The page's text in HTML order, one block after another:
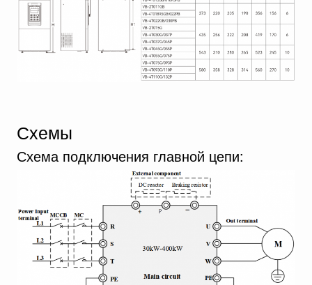
Схемы
Схема подключения главной цепи: